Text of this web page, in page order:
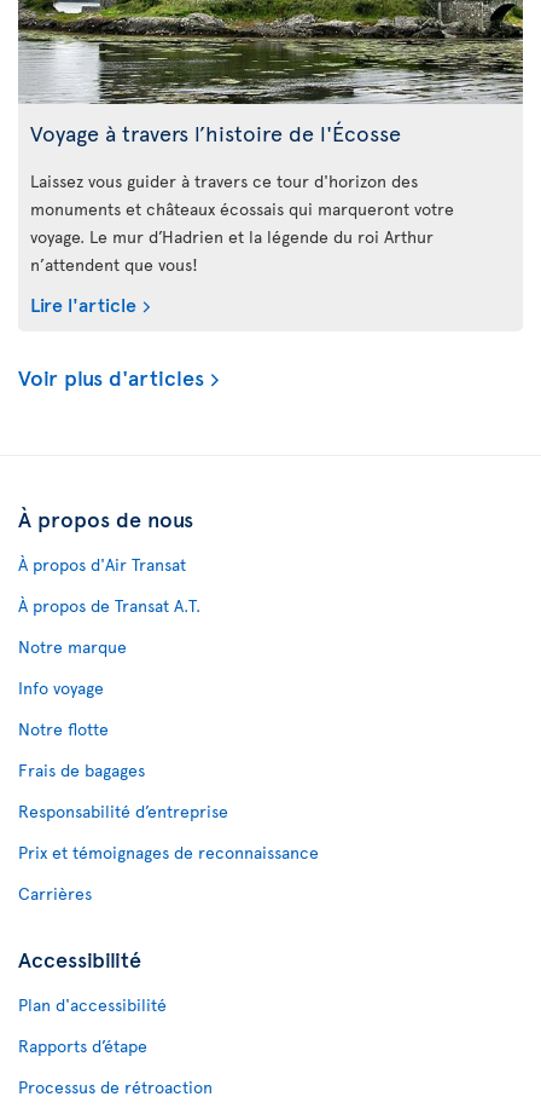
Voyage à travers l’histoire de l'Écosse
Laissez vous guider à travers ce tour d'horizon des
monuments et châteaux écossais qui marqueront votre
voyage. Le mur d’Hadrien et la légende du roi Arthur
n’attendent que vous!
Lire l'article
Voir plus d'articles
À propos de nous
À propos d'Air Transat
À propos de Transat A.T.
Notre marque
Info voyage
Notre flotte
Frais de bagages
Responsabilité d’entreprise
Prix et témoignages de reconnaissance
Carrières
Accessibilité
Plan d'accessibilité
Rapports d’étape
Processus de rétroaction